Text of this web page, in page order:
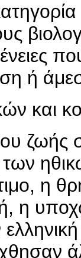
ή
και
ζωής
η
η